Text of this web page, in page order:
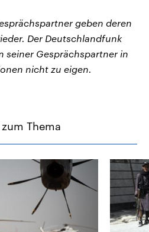
geben deren
Der Deutschlandfunk
seiner Gesprächspartner in
nicht zu eigen.
Thema